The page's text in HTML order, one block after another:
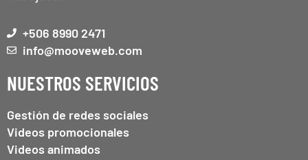
+506 8990 2471
info@mooveweb.com
NUESTROS SERVICIOS
Gestión de redes sociales
Videos promocionales
Videos animados